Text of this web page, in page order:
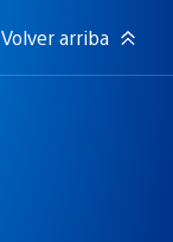
Volver arriba